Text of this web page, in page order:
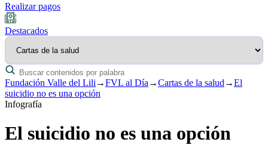
Realizar pagos
Destacados
Fundación Valle del Lili →FVL al Día →Cartas de la salud →El
suicidio no es una opción
Infografía
El suicidio no es una opción